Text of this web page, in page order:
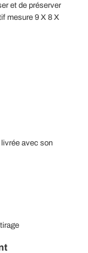
et de préserver
mesure 9 X 8 X
avec son